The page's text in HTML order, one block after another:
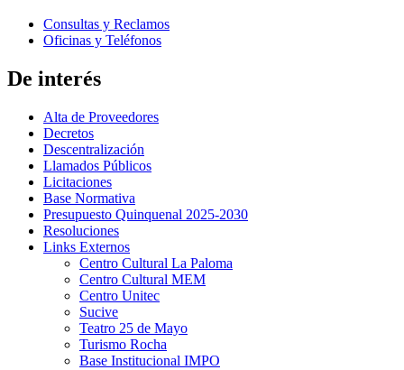
Consultas y Reclamos
Oficinas y Teléfonos
De interés
Alta de Proveedores
Decretos
Descentralización
Llamados Públicos
Licitaciones
Base Normativa
Presupuesto Quinquenal 2025-2030
Resoluciones
Links Externos
Centro Cultural La Paloma
Centro Cultural MEM
Centro Unitec
Sucive
Teatro 25 de Mayo
Turismo Rocha
Base Institucional IMPO